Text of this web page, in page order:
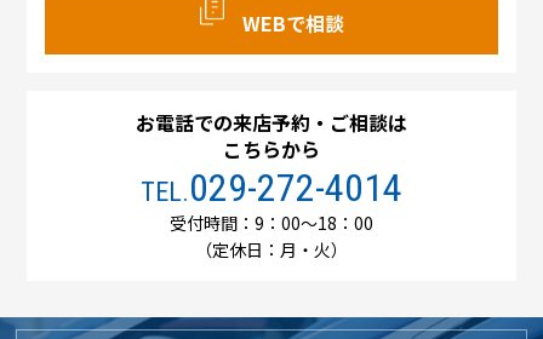
WEBで相談
お電話での来店予約・ご相談は
こちらから
TEL.029-272-4014
受付時間：9：00～18：00
（定休日：月・火）